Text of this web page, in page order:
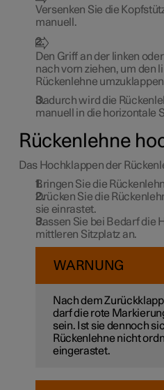
Versenken Sie die
manuell.
Den Griff an der linken
nach vorn ziehen, um den
Rückenlehne
Dadurch wird die
manuell in die horizontale
Rückenlehne
Das Hochklappen der
Bringen Sie die
Drücken Sie die
sie einrastet.
Passen Sie bei Bedarf die
mittleren Sitzplatz an.
WARNUNG
Nach dem
darf die rote
sein. Ist sie dennoch
Rückenlehne nicht
eingerastet.